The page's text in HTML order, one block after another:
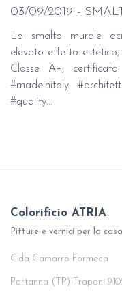
03/09/2019 -
Lo smalto murale
elevato effetto
Classe A+, certificato
#madeinitaly
#quality...
Colorificio ATRIA
Pitture e vernici per la
C.da Camarro Formeca
Partanna (TP) Trapani